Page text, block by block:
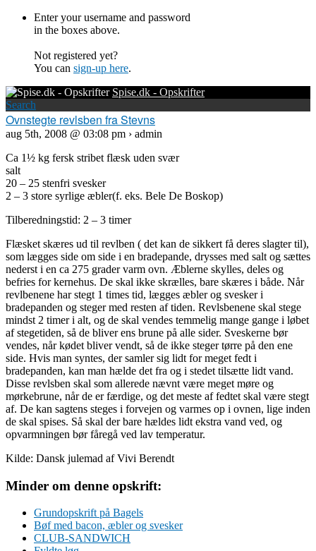
Enter your username and password
in the boxes above.
Not registered yet?
You can sign-up here.
Spise.dk - Opskrifter
Search
Ovnstegte revlsben fra Stevns
aug 5th, 2008 @ 03:08 pm › admin
Ca 1½ kg fersk stribet flæsk uden svær
salt
20 – 25 stenfri svesker
2 – 3 store syrlige æbler(f. eks. Bele De Boskop)
Tilberedningstid: 2 – 3 timer
Flæsket skæres ud til revlben ( det kan de sikkert få deres slagter til),
som lægges side om side i en bradepande, drysses med salt og sættes
nederst i en ca 275 grader varm ovn. Æblerne skylles, deles og
befries for kernehus. De skal ikke skrælles, bare skæres i både. Når
revlbenene har stegt 1 times tid, lægges æbler og svesker i
bradepanden og steger med resten af tiden. Revlsbenene skal stege
mindst 2 timer i alt, og de skal vendes temmelig mange gange i løbet
af stegetiden, så de bliver ens brune på alle sider. Sveskerne bør
vendes, når kødet bliver vendt, så de ikke steger tørre på den ene
side. Hvis man syntes, der samler sig lidt for meget fedt i
bradepanden, kan man hælde det fra og i stedet tilsætte lidt vand.
Disse revlsben skal som allerede nævnt være meget møre og
mørkebrune, når de er færdige, og det meste af fedtet skal være stegt
af. De kan sagtens steges i forvejen og varmes op i ovnen, lige inden
de skal spises. Så skal der bare hældes lidt ekstra vand ved, og
opvarmningen bør fåregå ved lav temperatur.
Kilde: Dansk julemad af Vivi Berendt
Minder om denne opskrift:
Grundopskrift på Bagels
Bøf med bacon, æbler og svesker
CLUB-SANDWICH